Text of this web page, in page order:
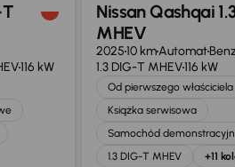
116 kW
Nissan Qashqai
MHEV
202510 kmAutomat
1.3 DIG-T MHEV116 kW
Od pierwszego właściciela
Książka serwisowa
Samochód
1.3 DIG-T MHEV
+11